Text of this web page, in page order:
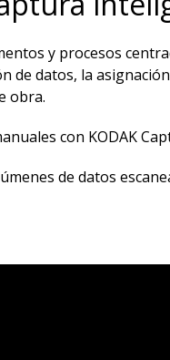
y procesos
de datos, la
obra.
con KODAK
de datos